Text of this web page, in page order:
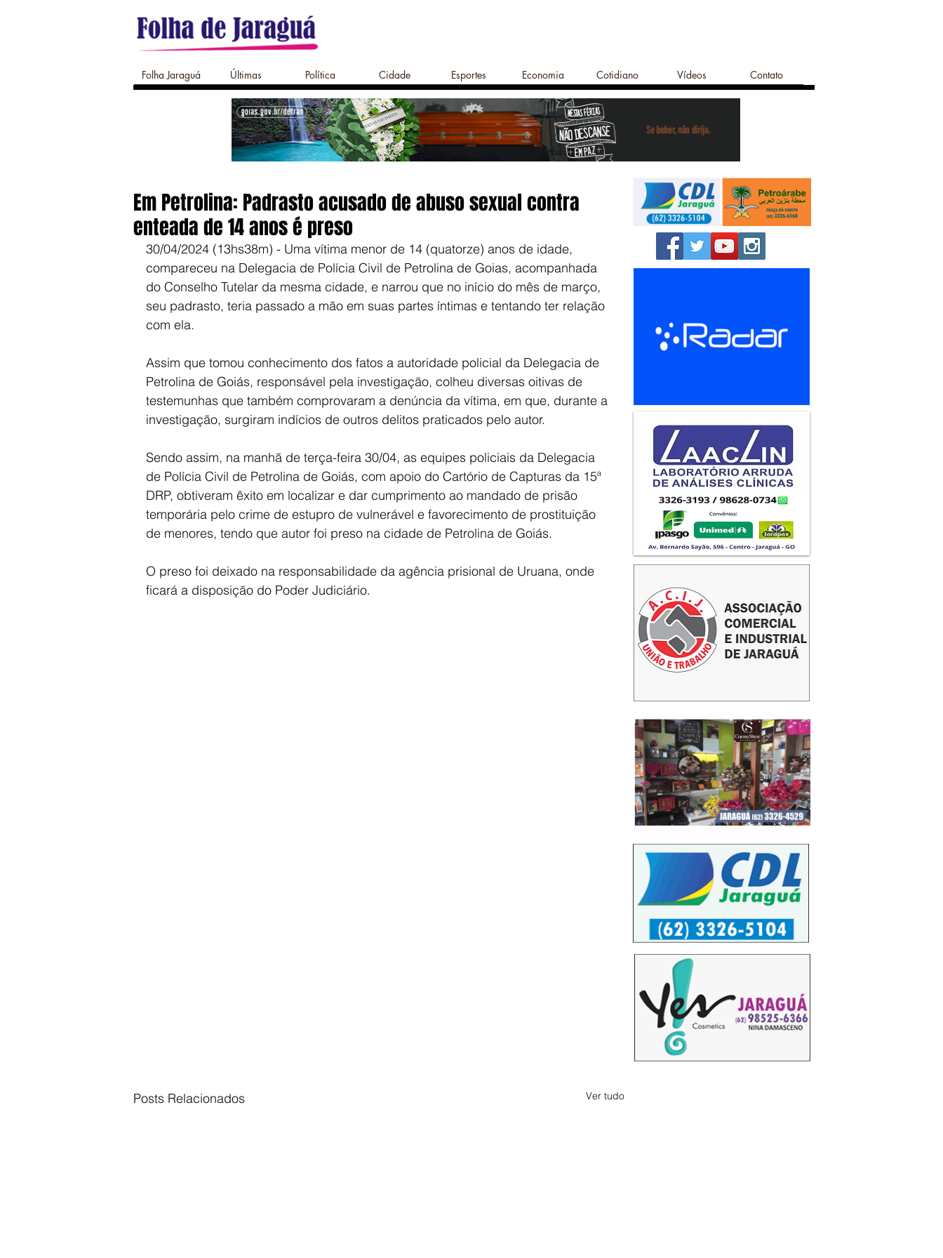
Folha Jaraguá Últimas Política Cidade Esportes Economia Cotidiano Vídeos Contato
Em Petrolina: Padrasto acusado de abuso sexual contra
enteada de 14 anos é preso
30/04/2024 (13hs38m) - Uma vítima menor de 14 (quatorze) anos de idade,
compareceu na Delegacia de Polícia Civil de Petrolina de Goias, acompanhada
do Conselho Tutelar da mesma cidade, e narrou que no início do mês de março,
seu padrasto, teria passado a mão em suas partes íntimas e tentando ter relação
com ela.
Assim que tomou conhecimento dos fatos a autoridade policial da Delegacia de
Petrolina de Goiás, responsável pela investigação, colheu diversas oitivas de
testemunhas que também comprovaram a denúncia da vítima, em que, durante a
investigação, surgiram indícios de outros delitos praticados pelo autor.
Sendo assim, na manhã de terça-feira 30/04, as equipes policiais da Delegacia
de Polícia Civil de Petrolina de Goiás, com apoio do Cartório de Capturas da 15ª
DRP, obtiveram êxito em localizar e dar cumprimento ao mandado de prisão
temporária pelo crime de estupro de vulnerável e favorecimento de prostituição
de menores, tendo que autor foi preso na cidade de Petrolina de Goiás.
O preso foi deixado na responsabilidade da agência prisional de Uruana, onde
ficará a disposição do Poder Judiciário.
Posts Relacionados Ver tudo